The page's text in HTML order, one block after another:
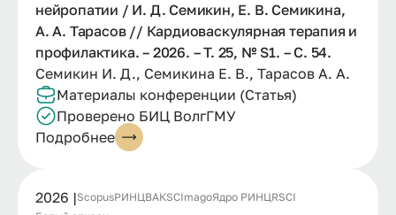
нейропатии / И. Д. Семикин, Е. В. Семикина,
А. А. Тарасов // Кардиоваскулярная терапия и
профилактика. – 2026. – Т. 25, № S1. – С. 54.
Семикин И. Д., Семикина Е. В., Тарасов А. А.
Материалы конференции (Статья)
Проверено БИЦ ВолгГМУ
Подробнее
2026 |ScopusРИНЦВАКSCImagoЯдро РИНЦRSCI